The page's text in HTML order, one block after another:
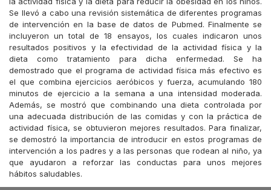
Se llevó a cabo una revisión sistemática de diferentes programas
de intervención en la base de datos de Pubmed. Finalmente se
incluyeron un total de 18 ensayos, los cuales indicaron unos
resultados positivos y la efectividad de la actividad física y la
dieta como tratamiento para dicha enfermedad. Se ha
demostrado que el programa de actividad física más efectivo es
el que combina ejercicios aeróbicos y fuerza, acumulando 180
minutos de ejercicio a la semana a una intensidad moderada.
Además, se mostró que combinando una dieta controlada por
una adecuada distribución de las comidas y con la práctica de
actividad física, se obtuvieron mejores resultados. Para finalizar,
se demostró la importancia de introducir en estos programas de
intervención a los padres y a las personas que rodean al niño, ya
que ayudaron a reforzar las conductas para unos mejores
hábitos saludables.